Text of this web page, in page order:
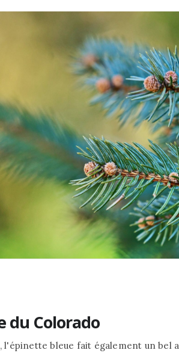
du Colorado
l'épinette bleue fait également un bel